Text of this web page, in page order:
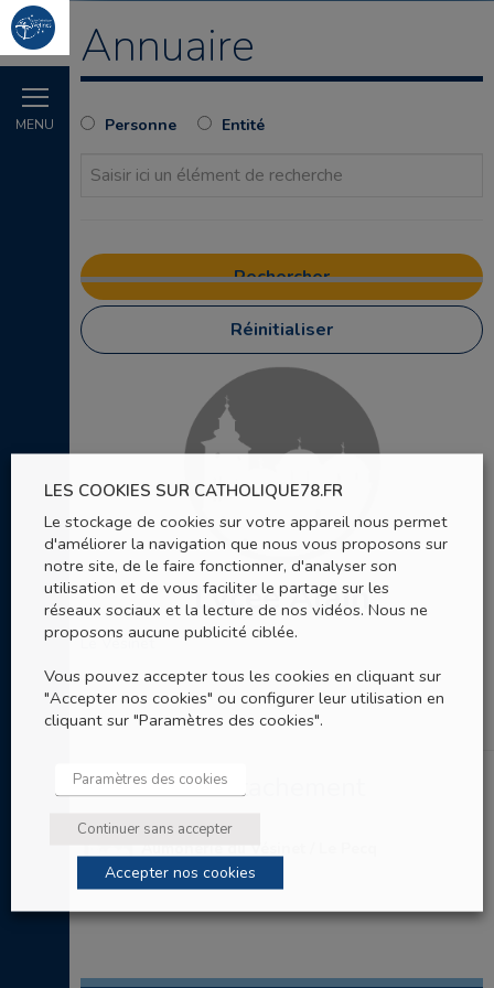
MENU
Annuaire
Personne Entité
Réinitialiser
Lycée Alain
Le Vésinet
Entités de rattachement
LES COOKIES SUR CATHOLIQUE78.FR
Le stockage de cookies sur votre appareil nous permet
d'améliorer la navigation que nous vous proposons sur
notre site, de le faire fonctionner, d'analyser son
utilisation et de vous faciliter le partage sur les
réseaux sociaux et la lecture de nos vidéos. Nous ne
proposons aucune publicité ciblée.
Vous pouvez accepter tous les cookies en cliquant sur
"Accepter nos cookies" ou configurer leur utilisation en
cliquant sur "Paramètres des cookies".
Paramètres des cookies
Continuer sans accepter
Accepter nos cookies